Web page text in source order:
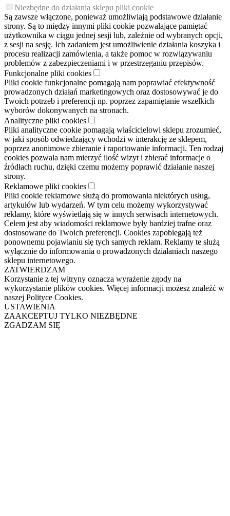
Niezbędne do działania sklepu pliki cookie
Są zawsze włączone, ponieważ umożliwiają podstawowe działanie
strony. Są to między innymi pliki cookie pozwalające pamiętać
użytkownika w ciągu jednej sesji lub, zależnie od wybranych opcji,
z sesji na sesję. Ich zadaniem jest umożliwienie działania koszyka i
procesu realizacji zamówienia, a także pomoc w rozwiązywaniu
problemów z zabezpieczeniami i w przestrzeganiu przepisów.
Funkcjonalne pliki cookies
Pliki cookie funkcjonalne pomagają nam poprawiać efektywność
prowadzonych działań marketingowych oraz dostosowywać je do
Twoich potrzeb i preferencji np. poprzez zapamiętanie wszelkich
wyborów dokonywanych na stronach.
Analityczne pliki cookies
Pliki analityczne cookie pomagają właścicielowi sklepu zrozumieć,
w jaki sposób odwiedzający wchodzi w interakcję ze sklepem,
poprzez anonimowe zbieranie i raportowanie informacji. Ten rodzaj
cookies pozwala nam mierzyć ilość wizyt i zbierać informacje o
źródłach ruchu, dzięki czemu możemy poprawić działanie naszej
strony.
Reklamowe pliki cookies
Pliki cookie reklamowe służą do promowania niektórych usług,
artykułów lub wydarzeń. W tym celu możemy wykorzystywać
reklamy, które wyświetlają się w innych serwisach internetowych.
Celem jest aby wiadomości reklamowe były bardziej trafne oraz
dostosowane do Twoich preferencji. Cookies zapobiegają też
ponownemu pojawianiu się tych samych reklam. Reklamy te służą
wyłącznie do informowania o prowadzonych działaniach naszego
sklepu internetowego.
ZATWIERDZAM
Korzystanie z tej witryny oznacza wyrażenie zgody na
wykorzystanie plików cookies. Więcej informacji możesz znaleźć w
naszej Polityce Cookies.
USTAWIENIA
ZAAKCEPTUJ TYLKO NIEZBĘDNE
ZGADZAM SIĘ